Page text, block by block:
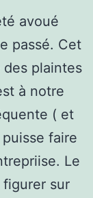
avoué
passé. Cet
des plaintes
à notre
( et
faire
Le
sur